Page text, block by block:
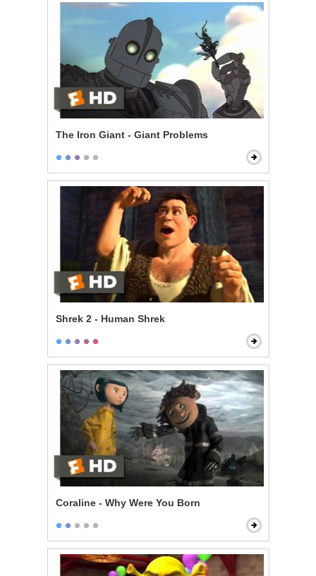
The Iron Giant - Giant Problems
Shrek 2 - Human Shrek
Coraline - Why Were You Born